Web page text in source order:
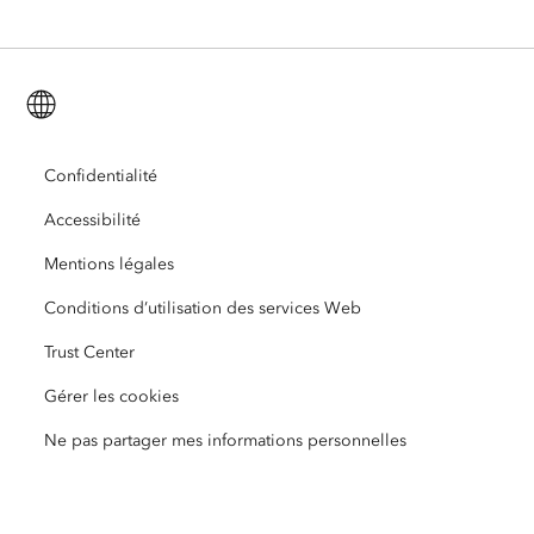
Esri Store
Recherche et tests utilisateur
Réseau des jeunes professionnels Esri
Événements
Formation
ArcUser
ArcNews
Esri Press
Dictionnaire SIG
Carrières
Ouverture
Code de conduite professionnelle
Plan du site
ArcGIS for Student Use
Protection de l’environnement
Enseignement
Égalité raciale
Confidentialité
Accessibilité
Mentions légales
Conditions d’utilisation des services Web
Trust Center
Gérer les cookies
Ne pas partager mes informations personnelles